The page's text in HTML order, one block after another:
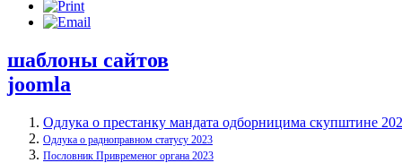
шаблоны сайтов
joomla
Одлука о престанку мандата одборницима скупштине
Одлука о радноправном статусу 2023
Пословник Привременог органа 2023